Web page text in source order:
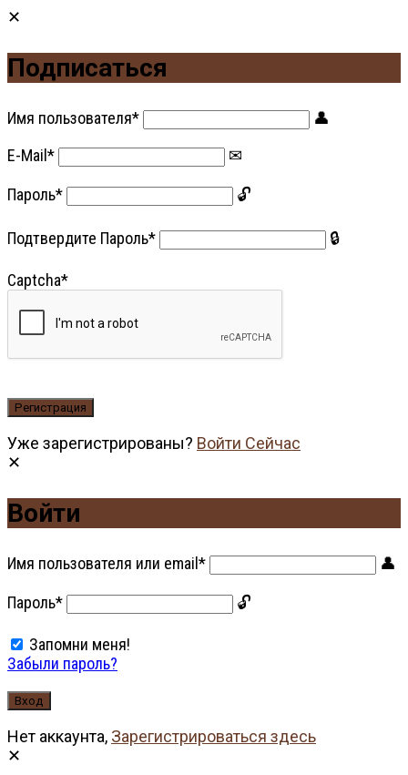
Подписаться
Имя пользователя*
E-Mail *
Пароль*
Подтвердите Пароль*
Captcha*
Уже зарегистрированы? Войти Сейчас
Войти
Имя пользователя или email *
Пароль*
Запомни меня!
Забыли пароль?
Нет аккаунта, Зарегистрироваться здесь